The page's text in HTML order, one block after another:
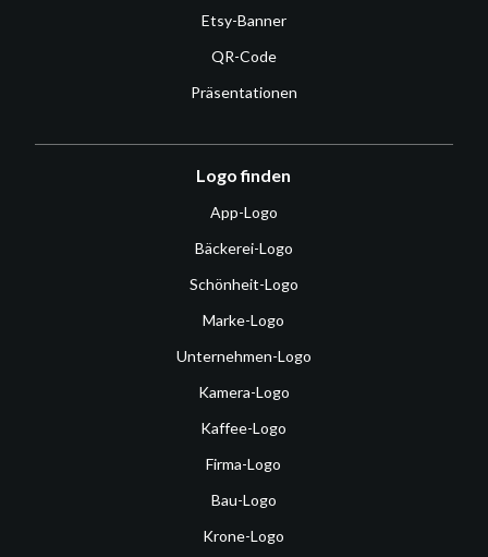
Etsy-Banner
QR-Code
Präsentationen
Logo finden
App-Logo
Bäckerei-Logo
Schönheit-Logo
Marke-Logo
Unternehmen-Logo
Kamera-Logo
Kaffee-Logo
Firma-Logo
Bau-Logo
Krone-Logo